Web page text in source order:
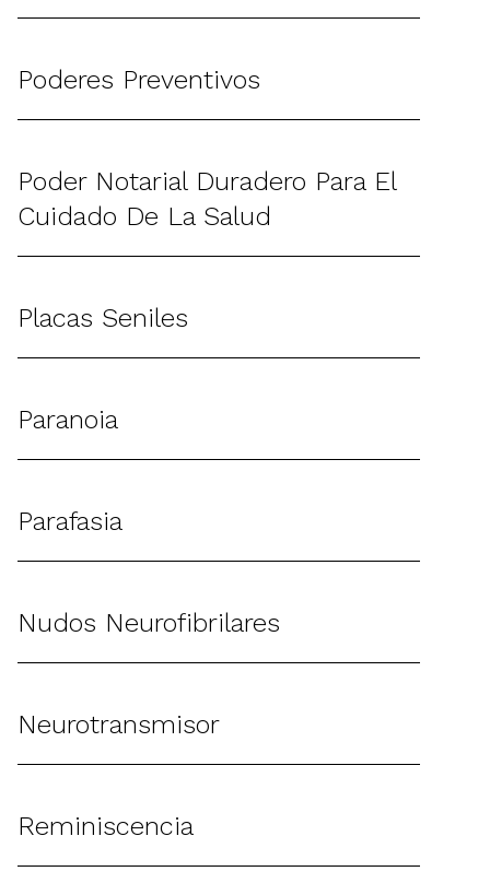
Poderes Preventivos
Poder Notarial Duradero Para El
Cuidado De La Salud
Placas Seniles
Paranoia
Parafasia
Nudos Neurofibrilares
Neurotransmisor
Reminiscencia